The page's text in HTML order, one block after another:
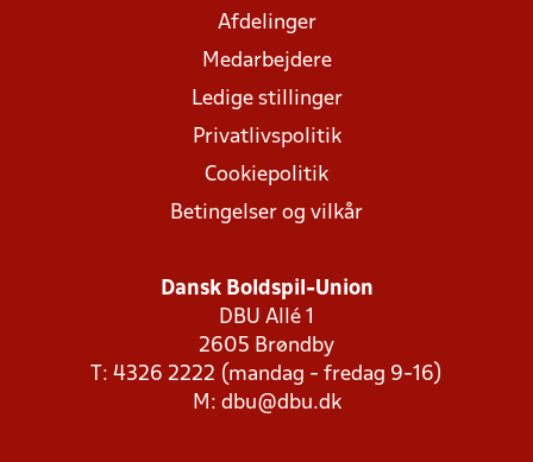
Afdelinger
Medarbejdere
Ledige stillinger
Privatlivspolitik
Cookiepolitik
Betingelser og vilkår
Dansk Boldspil-Union
DBU Allé 1
2605 Brøndby
T: 4326 2222 (mandag - fredag 9-16)
M: dbu@dbu.dk